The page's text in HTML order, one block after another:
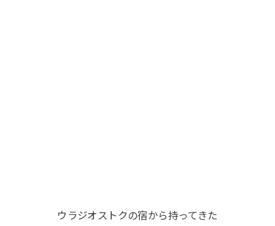
ウラジオストクの宿から持ってきた